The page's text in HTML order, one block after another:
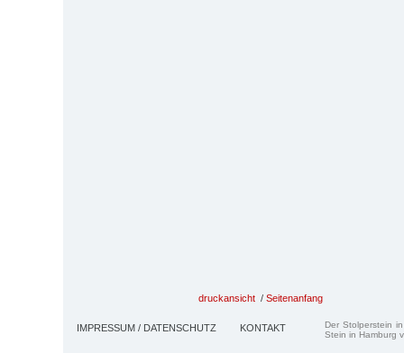
druckansicht / Seitenanfang
IMPRESSUM / DATENSCHUTZ KONTAKT
Der Stolperstein
Stein in Hamburg